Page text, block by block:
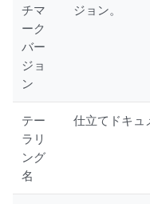
チマ
ーク
バー
ジョ
ン
ジョン。
テー
ラリ
ング
名
仕立てドキュ